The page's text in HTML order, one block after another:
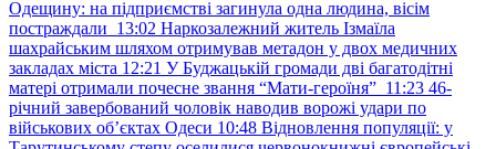
Одещину: на підприємстві загинула одна людина, вісім
постраждали 13:02 Наркозалежний житель Ізмаїла
шахрайським шляхом отримував метадон у двох медичних
закладах міста 12:21 У Буджацькій громади дві багатодітні
матері отримали почесне звання “Мати-героїня” 11:23 46-
річний завербований чоловік наводив ворожі удари по
військових обʼєктах Одеси 10:48 Відновлення популяції: у